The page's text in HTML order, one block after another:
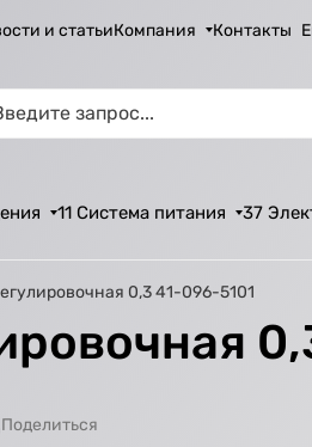
и статьиКомпания Контакты
11 Система питания 37
0,3 41-096-5101
Поделиться